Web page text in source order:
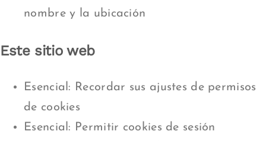
nombre y la ubicación
Este sitio web
Esencial: Recordar sus ajustes de permisos
de cookies
Esencial: Permitir cookies de sesión